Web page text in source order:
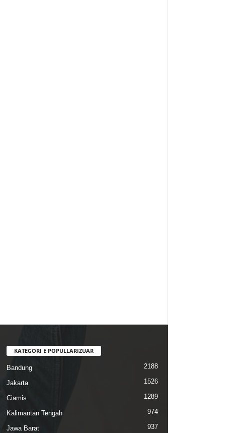
KATEGORI E POPULLARIZUAR
Bandung 2188
Jakarta 1526
Ciamis 1289
Kalimantan Tengah 974
Jawa Barat 937